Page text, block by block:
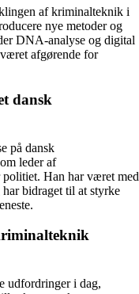
af kriminalteknik i
nye metoder og
DNA-analyse og digital
afgørende for
dansk
på dansk
leder af
Han har været med
bidraget til at styrke
udfordringer i dag,